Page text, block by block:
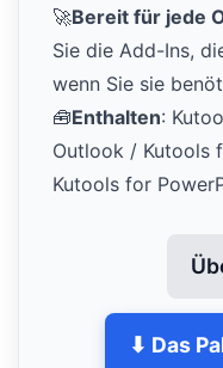
🚀Bereit für jede
Sie die Add-Ins,
wenn Sie sie
🧰Enthalten:
Outlook / Kutools
Kutools for
⬇ Das